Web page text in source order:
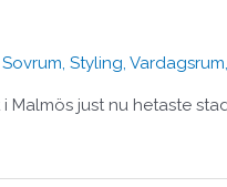
Sovrum Styling Vardagsrum
just nu hetaste